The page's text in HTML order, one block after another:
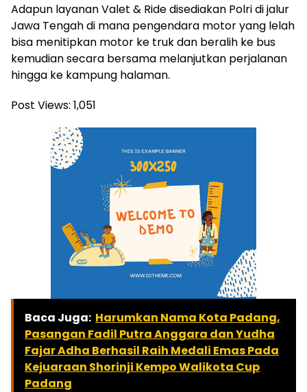
Adapun layanan Valet & Ride disediakan Polri di jalur
Jawa Tengah di mana pengendara motor yang lelah
bisa menitipkan motor ke truk dan beralih ke bus
kemudian secara bersama melanjutkan perjalanan
hingga ke kampung halaman.
Post Views: 1,051
Baca Juga: Harumkan Nama Kota Padang,
Pasangan Fadil Putra Anggara dan Yudha
Fajar Adha Berhasil Raih Medali Emas Pada
Kejuaraan Shorinji Kempo Walikota Cup
Padang